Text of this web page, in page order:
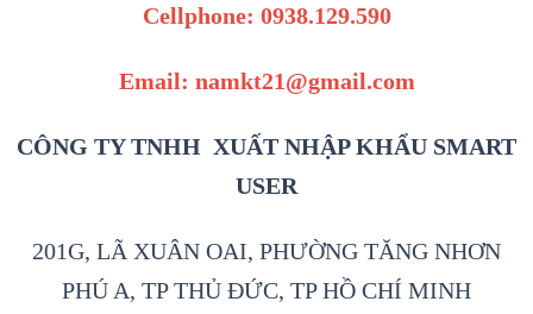
Cellphone: 0938.129.590
Email: namkt21@gmail.com
CÔNG TY TNHH XUẤT NHẬP KHẨU SMART
USER
201G, LÃ XUÂN OAI, PHƯỜNG TĂNG NHƠN
PHÚ A, TP THỦ ĐỨC, TP HỒ CHÍ MINH